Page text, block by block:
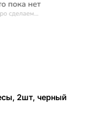
2шт, черный